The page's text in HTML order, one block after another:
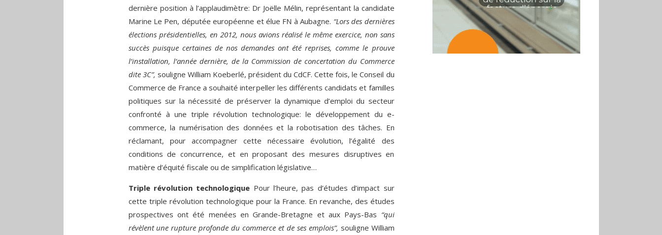
dernière position à l’applaudimètre: Dr Joëlle Mélin, représentant la candidate
Marine Le Pen, députée européenne et élue FN à Aubagne. “Lors des dernières
élections présidentielles, en 2012, nous avions réalisé le même exercice, non sans
succès puisque certaines de nos demandes ont été reprises, comme le prouve
l’installation, l’année dernière, de la Commission de concertation du Commerce
dite 3C”, souligne William Koeberlé, président du CdCF. Cette fois, le Conseil du
Commerce de France a souhaité interpeller les différents candidats et familles
politiques sur la nécessité de préserver la dynamique d’emploi du secteur
confronté à une triple révolution technologique: le développement du e-
commerce, la numérisation des données et la robotisation des tâches. En
réclamant, pour accompagner cette nécessaire évolution, l’égalité des
conditions de concurrence, et en proposant des mesures disruptives en
matière d’équité fiscale ou de simplification législative…
Triple révolution technologique Pour l’heure, pas d’études d’impact sur
cette triple révolution technologique pour la France. En revanche, des études
prospectives ont été menées en Grande-Bretagne et aux Pays-Bas “qui
révèlent une rupture profonde du commerce et de ses emplois”, souligne William